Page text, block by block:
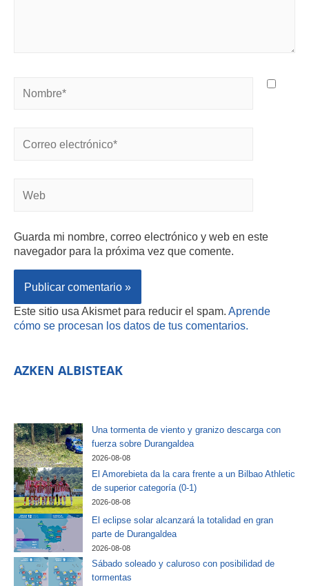
Guarda mi nombre, correo electrónico y web en este
navegador para la próxima vez que comente.
Este sitio usa Akismet para reducir el spam. Aprende
cómo se procesan los datos de tus comentarios.
AZKEN ALBISTEAK
Una tormenta de viento y granizo descarga con
fuerza sobre Durangaldea
2026-08-08
El Amorebieta da la cara frente a un Bilbao Athletic
de superior categoría (0-1)
2026-08-08
El eclipse solar alcanzará la totalidad en gran
parte de Durangaldea
2026-08-08
Sábado soleado y caluroso con posibilidad de
tormentas